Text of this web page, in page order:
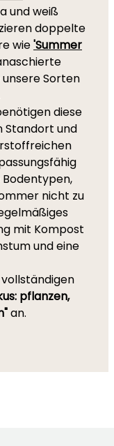
und weiß
doppelte
wie'Summer
Sorten
diese
Standort und
nicht zu
mit Kompost
und eine
pflanzen,
an.